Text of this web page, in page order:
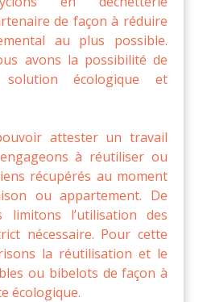
de façon à réduire
au plus possible.
avons la possibilité de
écologique et
attester un travail
à réutiliser ou
récupérés au moment
ou appartement. De
limitons l’utilisation des
nécessaire. Pour cette
la réutilisation et le
ou bibelots de façon à
écologique.